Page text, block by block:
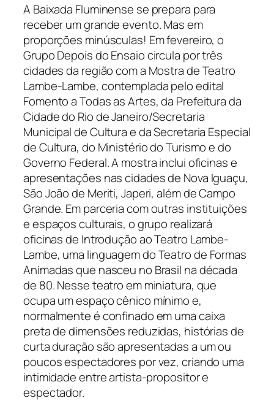
A Baixada Fluminense se prepara para
receber um grande evento. Mas em
proporções minúsculas! Em fevereiro, o
Grupo Depois do Ensaio circula por três
cidades da região com a Mostra de Teatro
Lambe-Lambe, contemplada pelo edital
Fomento a Todas as Artes, da Prefeitura da
Cidade do Rio de Janeiro/Secretaria
Municipal de Cultura e da Secretaria Especial
de Cultura, do Ministério do Turismo e do
Governo Federal. A mostra inclui oficinas e
apresentações nas cidades de Nova Iguaçu,
São João de Meriti, Japeri, além de Campo
Grande. Em parceria com outras instituições
e espaços culturais, o grupo realizará
oficinas de Introdução ao Teatro Lambe-
Lambe, uma linguagem do Teatro de Formas
Animadas que nasceu no Brasil na década
de 80. Nesse teatro em miniatura, que
ocupa um espaço cênico mínimo e,
normalmente é confinado em uma caixa
preta de dimensões reduzidas, histórias de
curta duração são apresentadas a um ou
poucos espectadores por vez, criando uma
intimidade entre artista-propositor e
espectador.